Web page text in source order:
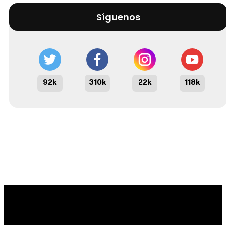
Síguenos
92k 310k 22k 118k